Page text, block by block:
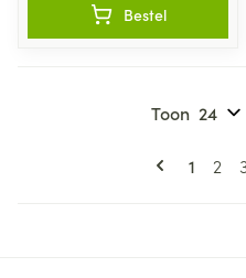
Bestel
U lees
1 2
Toon